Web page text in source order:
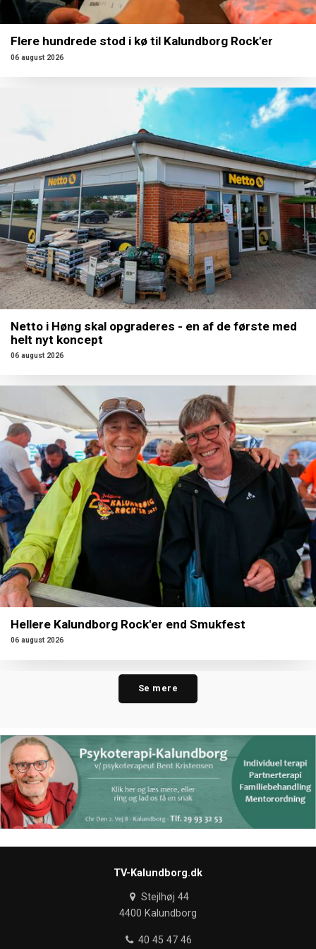
Flere hundrede stod i kø til Kalundborg Rock'er
06 august 2026
Netto i Høng skal opgraderes - en af de første med
helt nyt koncept
06 august 2026
Hellere Kalundborg Rock'er end Smukfest
06 august 2026
Se mere
TV-Kalundborg.dk
Stejlhøj 44
4400 Kalundborg
40 45 47 46